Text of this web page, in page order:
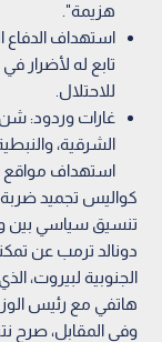
هزيمة".
استهداف الدفاع
تابع له لأضرار
للاحتلال.
غارات وردود: شن
الشرقية،
استهداف مواقع
كواليس تجميد
تنسيق سياسي بين
دونالد ترمب عن
الجنوبية لبيروت،
هاتفي مع رئيس
وفي المقابل، صرح